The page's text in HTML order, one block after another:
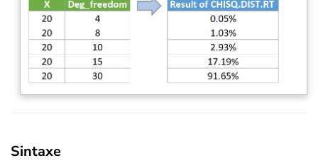
Sintaxe